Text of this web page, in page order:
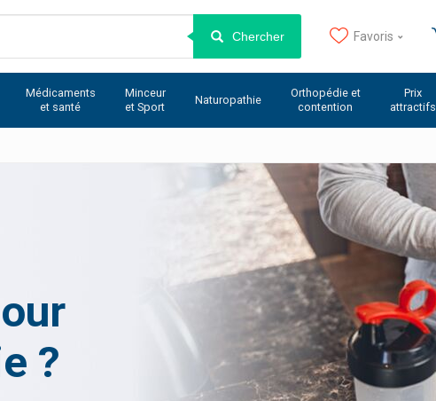
Chercher Favoris
Médicaments
et santé
Minceur
et Sport
Naturopathie
Orthopédie et
contention
Prix
attractifs
?